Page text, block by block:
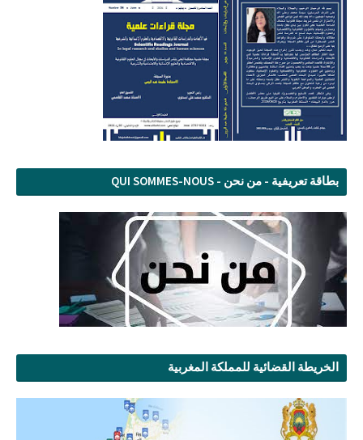
بطاقة تعريفية - من نحن - QUI SOMMES-NOUS
الخريطة القضائية للمملكة المغربية